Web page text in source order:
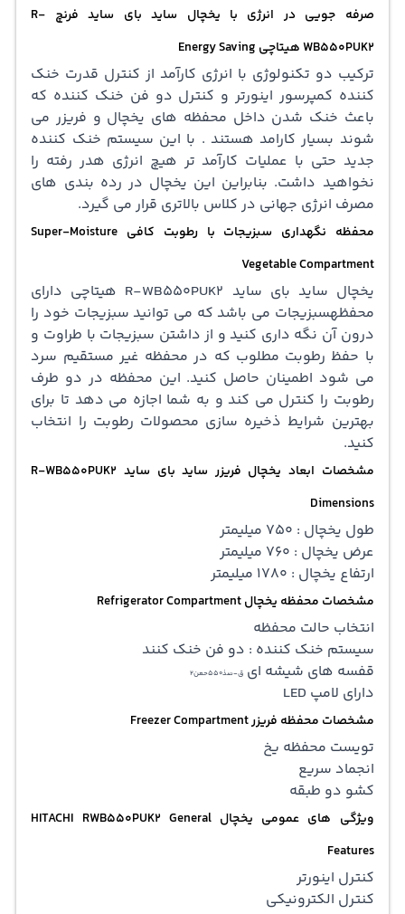
صرفه جویی در انرژی با یخچال ساید بای ساید فرنچ R-
WB550PUK2 هیتاچی Energy Saving
ترکیب دو تکنولوژی با انرژی کارآمد از کنترل قدرت خنک
کننده کمپرسور اینورتر و کنترل دو فن خنک کننده که
باعث خنک شدن داخل محفظه های یخچال و فریزر می
شوند بسیار کارامد هستند . با این سیستم خنک کننده
جدید حتی با عملیات کارآمد تر هیچ انرژی هدر رفته را
نخواهید داشت. بنابراین این یخچال در رده بندی های
مصرف انرژی جهانی در کلاس بالاتری قرار می گیرد.
محفظه نگهداری سبزیجات با رطوبت کافی Super-Moisture
Vegetable Compartment
یخچال ساید بای ساید R-WB550PUK2 هیتاچی دارای
محفظهسبزیجات می باشد که می توانید سبزیجات خود را
درون آن نگه داری کنید و از داشتن سبزیجات با طراوت و
با حفظ رطوبت مطلوب که در محفظه غیر مستقیم سرد
می شود اطمینان حاصل کنید. این محفظه در دو طرف
رطوبت را کنترل می کند و به شما اجازه می دهد تا برای
بهترین شرایط ذخیره سازی محصولات رطوبت را انتخاب
کنید.
مشخصات ابعاد یخچال فریزر ساید بای ساید R-WB550PUK2
Dimensions
طول یخچال : 750 میلیمتر
عرض یخچال : 760 میلیمتر
ارتفاع یخچال : 1780 میلیمتر
مشخصات محفظه یخچال Refrigerator Compartment
انتخاب حالت محفظه
سیستم خنک کننده : دو فن خنک کنند
قفسه های شیشه ایق-صذ550حعن2
دارای لامپ LED
مشخصات محفظه فریزر Freezer Compartment
تویست محفظه یخ
انجماد سریع
کشو دو طبقه
ویژگی های عمومی یخچال HITACHI RWB550PUK2 General
Features
کنترل اینورتر
کنترل الکترونیکی